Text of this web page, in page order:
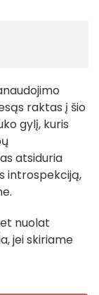
raktas į šio
gylį, kuris
atsiduria
introspekciją,
nuolat
jei skiriame